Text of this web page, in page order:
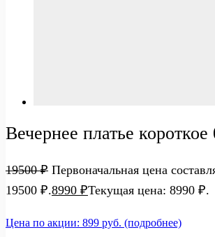
Вечернее платье короткое
19500₽ Первоначальная цена
19500 ₽.8990 ₽Текущая цена: 8990 ₽.
Цена по акции: 899 руб. (подробнее)